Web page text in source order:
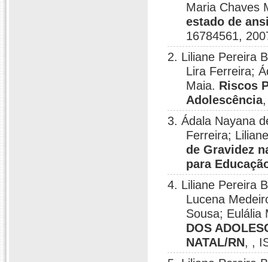
Maria Chaves
estado de
16784561,
2. Liliane Pereira
Lira Ferreira;
Maia. Riscos
Adolescência
3. Ádala Nayana
Ferreira;
de Gravidez
para
4. Liliane Pereira
Lucena
Sousa;
DOS
NATAL/RN, ,